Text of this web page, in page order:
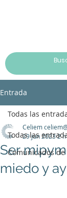
Entrada
Todas las
Comunicados
Todas las
Ser
miedo y
Celiem
29 jun 20232